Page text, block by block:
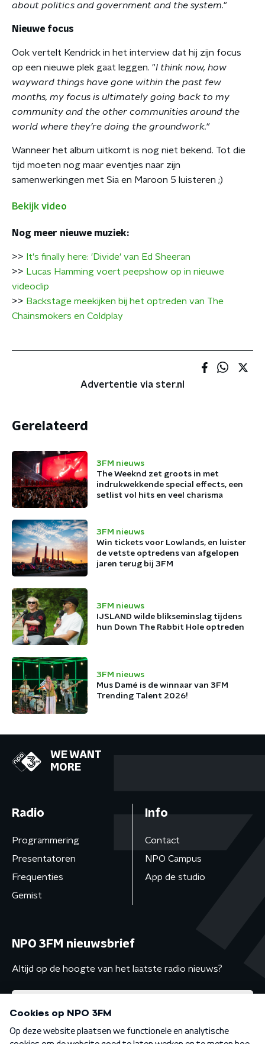
about politics and government and the system."
Nieuwe focus
Ook vertelt Kendrick in het interview dat hij zijn focus
op een nieuwe plek gaat leggen. "I think now, how
wayward things have gone within the past few
months, my focus is ultimately going back to my
community and the other communities around the
world where they’re doing the groundwork."
Wanneer het album uitkomt is nog niet bekend. Tot die
tijd moeten nog maar eventjes naar zijn
samenwerkingen met Sia en Maroon 5 luisteren ;)
Bekijk video
Nog meer nieuwe muziek:
>>
It's finally here: 'Divide' van Ed Sheeran
>> Lucas Hamming voert peepshow op in nieuwe
videoclip
>> Backstage meekijken bij het optreden van The
Chainsmokers en Coldplay
Advertentie via ster.nl
Gerelateerd
3FM nieuws
The Weeknd zet groots in met
indrukwekkende special effects, een
setlist vol hits en veel charisma
3FM nieuws
Win tickets voor Lowlands, en luister
de vetste optredens van afgelopen
jaren terug bij 3FM
3FM nieuws
IJSLAND wilde blikseminslag tijdens
hun Down The Rabbit Hole optreden
3FM nieuws
Mus Damé is de winnaar van 3FM
Trending Talent 2026!
WE WANT
MORE
Radio
Programmering
Presentatoren
Frequenties
Gemist
Info
Contact
NPO Campus
App de studio
NPO 3FM nieuwsbrief
Altijd op de hoogte van het laatste radio nieuws?